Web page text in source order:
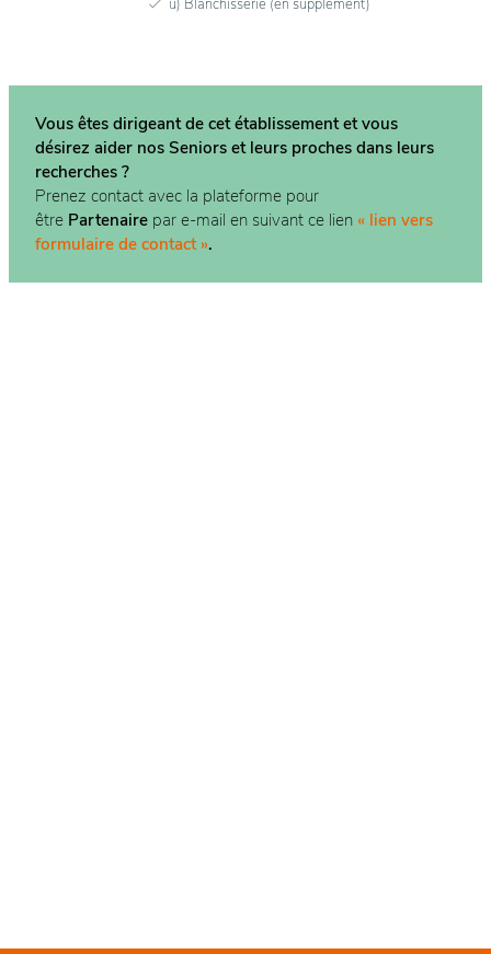
u) Blanchisserie (en supplément)
Vous êtes dirigeant de cet établissement et vous
désirez aider nos Seniors et leurs proches dans leurs
recherches ?
Prenez contact avec la plateforme pour
être Partenaire par e-mail en suivant ce lien « lien vers
formulaire de contact ».